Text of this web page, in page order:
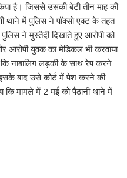
है। जिससे उसकी बेटी तीन माह की
थाने में पुलिस ने पॉक्सो एक्ट के तहत
ने मुस्तैदी दिखाते हुए आरोपी को
आरोपी युवक का मेडिकल भी करवाया
कि नाबालिग लड़की के साथ रेप करने
इसके बाद उसे कोर्ट में पेश करने की
कि मामले में 2 मई को पैठानी थाने में